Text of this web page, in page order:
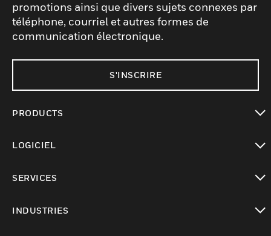
promotions ainsi que divers sujets connexes par
téléphone, courriel et autres formes de
communication électronique.
S'INSCRIRE
PRODUCTS
LOGICIEL
SERVICES
INDUSTRIES